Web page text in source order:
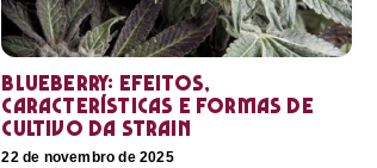
Blueberry: efeitos,
características e formas de
cultivo da strain
22 de novembro de 2025